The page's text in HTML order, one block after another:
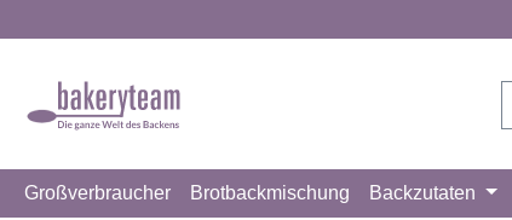
Großverbraucher Brotbackmischung Backzutaten